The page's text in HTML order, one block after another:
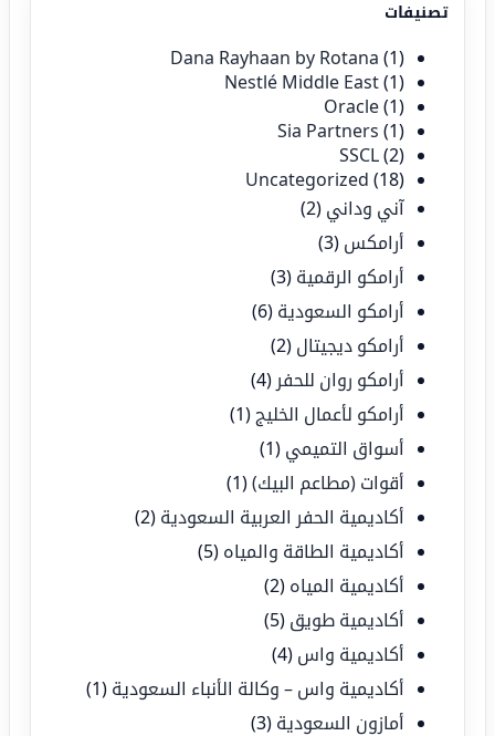
تصنيفات
Dana Rayhaan by Rotana (1)
Nestlé Middle East(1)
Oracle(1)
Sia Partners (1)
SSCL(2)
Uncategorized (18)
آني وداني (2)
أرامكس (3)
أرامكو الرقمية (3)
أرامكو السعودية (6)
أرامكو ديجيتال (2)
أرامكو روان للحفر (4)
أرامكو لأعمال الخليج (1)
أسواق التميمي (1)
أقوات (مطاعم البيك)(1)
أكاديمية الحفر العربية السعودية (2)
أكاديمية الطاقة والمياه (5)
أكاديمية المياه (2)
أكاديمية طويق (5)
أكاديمية واس (4)
أكاديمية واس – وكالة الأنباء السعودية (1)
أمازون السعودية (3)